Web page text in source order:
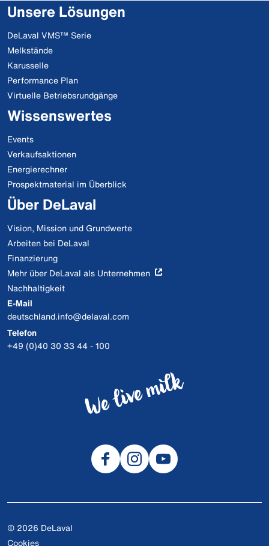
Unsere Lösungen
DeLaval VMS™ Serie
Melkstände
Karusselle
Performance Plan
Virtuelle Betriebsrundgänge
Wissenswertes
Events
Verkaufsaktionen
Energierechner
Prospektmaterial im Überblick
Über DeLaval
Vision, Mission und Grundwerte
Arbeiten bei DeLaval
Finanzierung
Mehr über DeLaval als Unternehmen
Nachhaltigkeit
E-Mail
deutschland.info@delaval.com
Telefon
+49 (0)40 30 33 44 - 100
© 2026 DeLaval
Cookies